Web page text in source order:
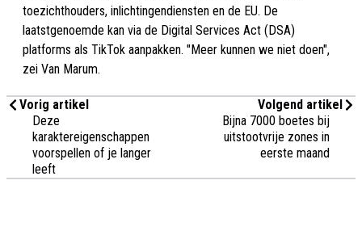
toezichthouders, inlichtingendiensten en de EU. De
laatstgenoemde kan via de Digital Services Act (DSA)
platforms als TikTok aanpakken. "Meer kunnen we niet doen",
zei Van Marum.
Vorig artikel
Deze
karaktereigenschappen
voorspellen of je langer
leeft
Volgend artikel
Bijna 7000 boetes bij
uitstootvrije zones in
eerste maand